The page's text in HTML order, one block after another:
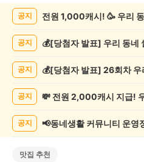
록
공지 전원 1,000캐시! 🥳 우리
공지
공지
공지
공지 📢동네생활 커뮤니티 운
맛집 추천